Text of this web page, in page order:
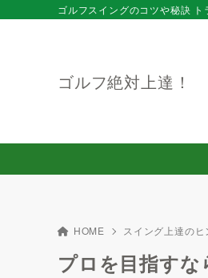
ゴルフ絶対上達！
ゴルフスイングのコツや秘訣
HOME スイング上達のヒ
プロを目指すな